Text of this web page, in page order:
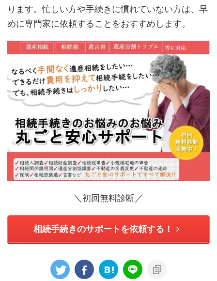
ります。忙しい方や手続きに慣れていない方は、早
めに専門家に依頼することをおすすめします。
＼初回無料診断／
相続手続きのサポートを依頼する！